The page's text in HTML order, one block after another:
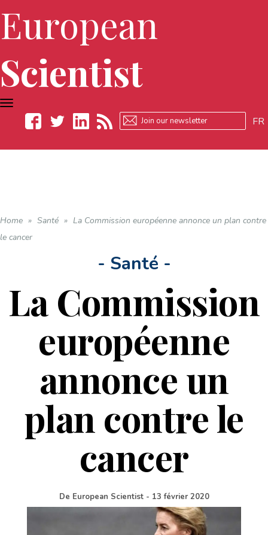
European
Scientist
FR
TOGGLE
NAVIGATION
Home » Santé » La Commission européenne annonce un plan contre
le cancer
- Santé -
La Commission
européenne
annonce un
plan contre le
cancer
De European Scientist - 13 février 2020